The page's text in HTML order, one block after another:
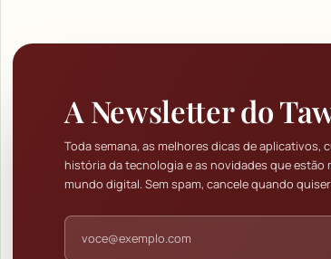
A Newsletter do
Toda semana, as melhores dicas de aplicativos,
história da tecnologia e as novidades que estão
mundo digital. Sem spam, cancele quando
Endereço de e-mail